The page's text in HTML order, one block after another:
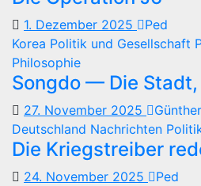
1. Dezember 2025
Ped
Korea Politik und Gesellschaft
Philosophie
Songdo — Die
27. November 2025
Deutschland Nachrichten
Die Kriegstreiber
24. November 2025
Ped